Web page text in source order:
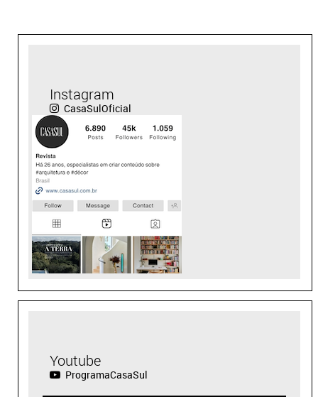
Instagram
CasaSulOficial
Youtube
ProgramaCasaSul